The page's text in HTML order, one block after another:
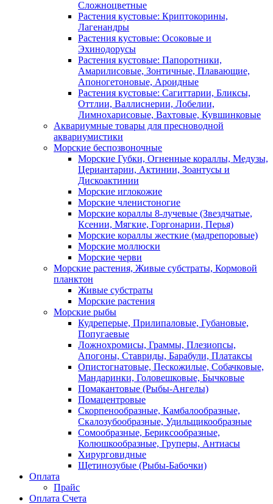
Сложноцветные
Растения кустовые: Криптокорины,
Лагенандры
Растения кустовые: Осоковые и
Эхинодорусы
Растения кустовые: Папоротники,
Амарилисовые, Зонтичные, Плавающие,
Апоногетоновые, Ароидные
Растения кустовые: Сагиттарии, Бликсы,
Оттлии, Валлиснерии, Лобелии,
Лимнохарисовые, Вахтовые, Кувшинковые
Аквариумные товары для пресноводной
аквариумистики
Морские беспозвоночные
Морские Губки, Огненные кораллы, Медузы,
Цериантарии, Актинии, Зоантусы и
Дискоактинии
Морские иглокожие
Морские членистоногие
Морские кораллы 8-лучевые (Звездчатые,
Ксении, Мягкие, Горгонарии, Перья)
Морские кораллы жесткие (мадрепоровые)
Морские моллюски
Морские черви
Морские растения, Живые субстраты, Кормовой
планктон
Живые субстраты
Морские растения
Морские рыбы
Кудреперые, Прилипаловые, Губановые,
Попугаевые
Ложнохромисы, Граммы, Плезиопсы,
Апогоны, Ставриды, Барабули, Платаксы
Опистогнатовые, Пескожилые, Собачковые,
Мандаринки, Головешковые, Бычковые
Помакантовые (Рыбы-Ангелы)
Помацентровые
Скорпенообразные, Камбалообразные,
Скалозубообразные, Удильщикообразные
Сомообразные, Бериксообразные,
Колюшкообразные, Груперы, Антиасы
Хирурговидные
Щетинозубые (Рыбы-Бабочки)
Оплата
Прайс
Оплата Счета